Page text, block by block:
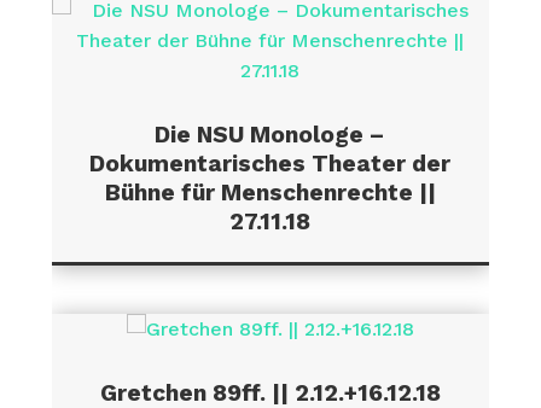
Die NSU Monologe –
Dokumentarisches Theater der
Bühne für Menschenrechte ||
27.11.18
Gretchen 89ff. || 2.12.+16.12.18